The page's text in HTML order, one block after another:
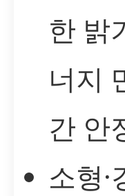
한 밝
너지
간 안
소형